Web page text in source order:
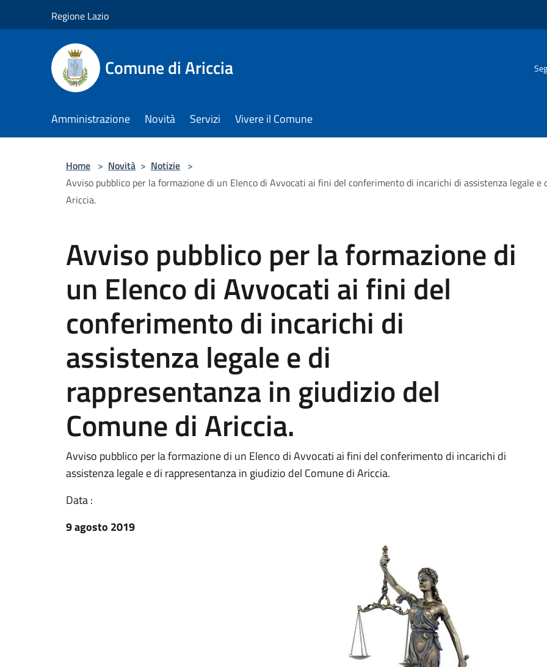
Regione Lazio
Comune di Ariccia
Amministrazione Novità Servizi Vivere il Comune
Home > Novità > Notizie >
Avviso pubblico per la formazione di un Elenco di Avvocati ai fini del conferimento di incarichi di assistenza legale
Ariccia.
Avviso pubblico per la formazione di
un Elenco di Avvocati ai fini del
conferimento di incarichi di
assistenza legale e di
rappresentanza in giudizio del
Comune di Ariccia.
Avviso pubblico per la formazione di un Elenco di Avvocati ai fini del conferimento di incarichi di
assistenza legale e di rappresentanza in giudizio del Comune di Ariccia.
Data :
9 agosto 2019